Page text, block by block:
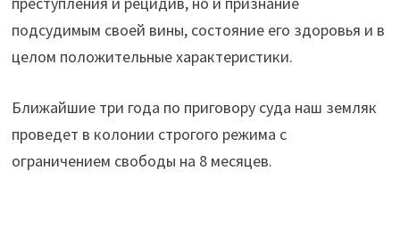
подсудимым своей вины, состояние его здоровья и в
целом положительные характеристики.
Ближайшие три года по приговору суда наш земляк
проведет в колонии строгого режима с
ограничением свободы на 8 месяцев.